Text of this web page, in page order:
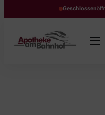
Geschlossen